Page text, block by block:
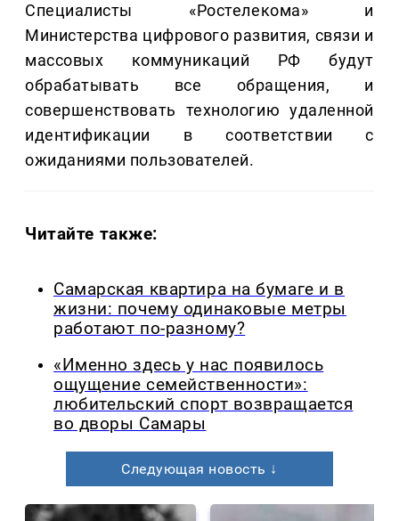
Специалисты «Ростелекома» и
Министерства цифрового развития, связи и
массовых коммуникаций РФ будут
обрабатывать все обращения, и
совершенствовать технологию удаленной
идентификации в соответствии с
ожиданиями пользователей.
Читайте также:
Самарская квартира на бумаге и в
жизни: почему одинаковые метры
работают по-разному?
«Именно здесь у нас появилось
ощущение семейственности»:
любительский спорт возвращается
во дворы Самары
Следующая новость ↓